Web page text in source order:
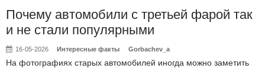
Почему автомобили с третьей фарой так
и не стали популярными
16-05-2026 Интересные факты Gorbachev_a
На фотографиях старых автомобилей иногда можно заметить